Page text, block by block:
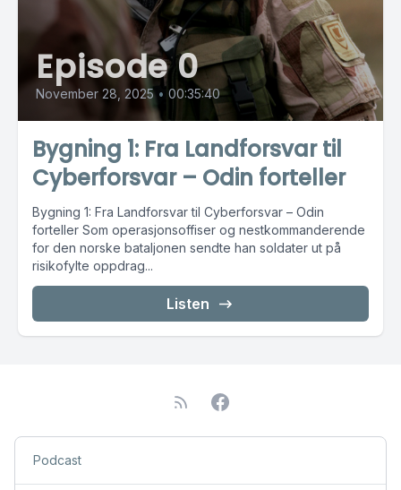
Episode 0
November 28, 2025 • 00:35:40
Bygning 1: Fra Landforsvar til
Cyberforsvar – Odin forteller
Bygning 1: Fra Landforsvar til Cyberforsvar – Odin
forteller Som operasjonsoffiser og nestkommanderende
for den norske bataljonen sendte han soldater ut på
risikofylte oppdrag...
Listen
Podcast